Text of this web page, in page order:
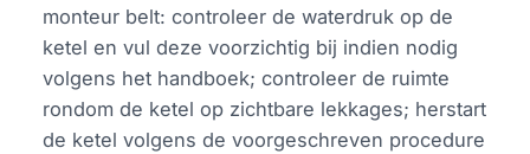
monteur belt: controleer de waterdruk op de
ketel en vul deze voorzichtig bij indien nodig
volgens het handboek; controleer de ruimte
rondom de ketel op zichtbare lekkages; herstart
de ketel volgens de voorgeschreven procedure